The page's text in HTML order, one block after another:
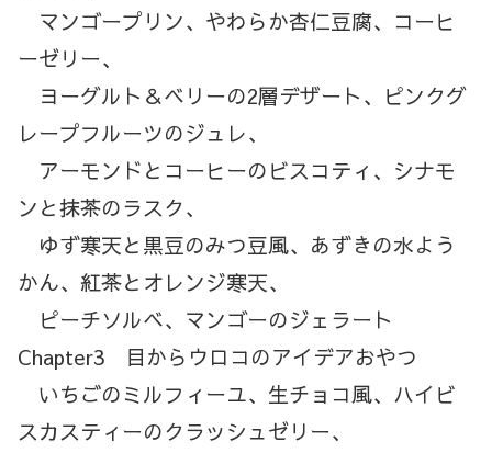
マンゴープリン、やわらか杏仁豆腐、コーヒ
ーゼリー、
ヨーグルト＆ベリーの2層デザート、ピンクグ
レープフルーツのジュレ、
アーモンドとコーヒーのビスコティ、シナモ
ンと抹茶のラスク、
ゆず寒天と黒豆のみつ豆風、あずきの水よう
かん、紅茶とオレンジ寒天、
ピーチソルベ、マンゴーのジェラート
Chapter3 目からウロコのアイデアおやつ
いちごのミルフィーユ、生チョコ風、ハイビ
スカスティーのクラッシュゼリー、